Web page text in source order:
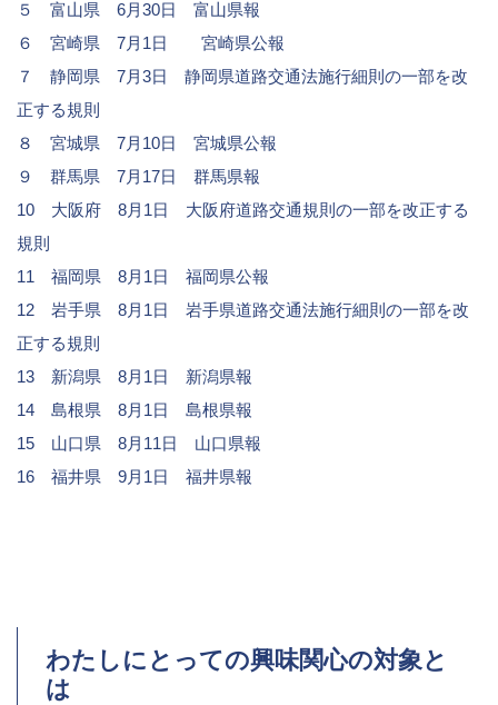
５ 富山県 6月30日 富山県報
６ 宮崎県 7月1日 宮崎県公報
７ 静岡県 7月3日 静岡県道路交通法施行細則の一部を改
正する規則
８ 宮城県 7月10日 宮城県公報
９ 群馬県 7月17日 群馬県報
10 大阪府 8月1日 大阪府道路交通規則の一部を改正する
規則
11 福岡県 8月1日 福岡県公報
12 岩手県 8月1日 岩手県道路交通法施行細則の一部を改
正する規則
13 新潟県 8月1日 新潟県報
14 島根県 8月1日 島根県報
15 山口県 8月11日 山口県報
16 福井県 9月1日 福井県報
わたしにとっての興味関心の対象と
は